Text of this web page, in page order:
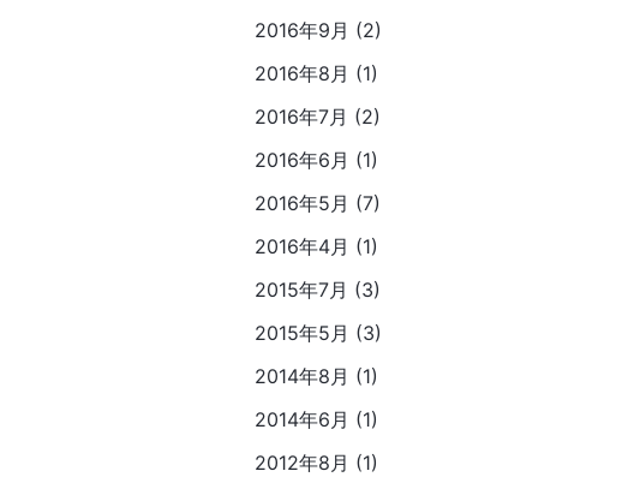
2016年9月 (2)
2016年8月 (1)
2016年7月 (2)
2016年6月 (1)
2016年5月 (7)
2016年4月 (1)
2015年7月 (3)
2015年5月 (3)
2014年8月 (1)
2014年6月 (1)
2012年8月 (1)